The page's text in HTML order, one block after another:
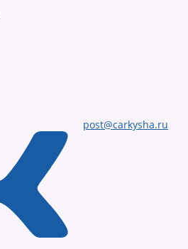
post@carkysha.ru